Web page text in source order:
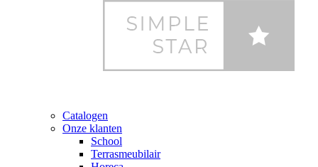
Catalogen
Onze klanten
School
Terrasmeubilair